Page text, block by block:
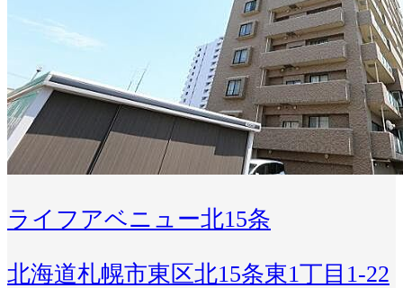
ライフアベニュー北15条
北海道札幌市東区北15条東1丁目1-22